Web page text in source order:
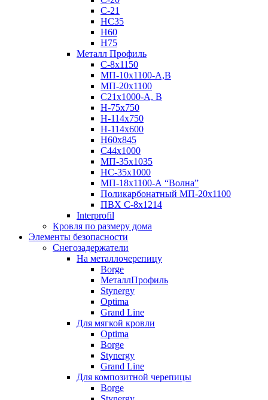
C-21
НС35
Н60
H75
Металл Профиль
С-8х1150
МП-10x1100-А,В
МП-20х1100
С21х1000-А, В
H-75х750
Н-114х750
Н-114х600
Н60х845
С44х1000
МП-35х1035
НС-35х1000
МП-18х1100-А “Волна”
Поликарбонатный МП-20х1100
ПВХ С-8х1214
Interprofil
Кровля по размеру дома
Элементы безопасности
Снегозадержатели
На металлочерепицу
Borge
МеталлПрофиль
Stynergy
Optima
Grand Line
Для мягкой кровли
Optima
Borge
Stynergy
Grand Line
Для композитной черепицы
Borge